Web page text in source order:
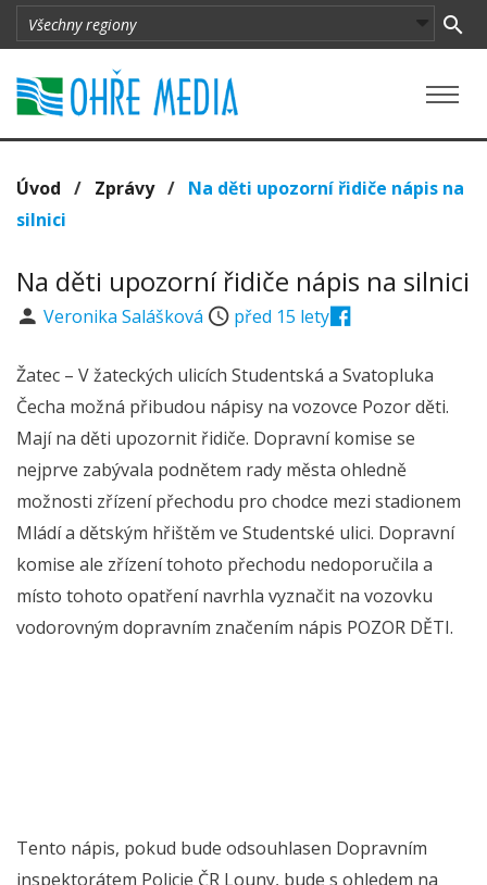
Úvod / Zprávy/ Na děti upozorní řidiče nápis na
silnici
Na děti upozorní řidiče nápis na silnici
Veronika Salášková před 15 lety
Žatec – V žateckých ulicích Studentská a Svatopluka
Čecha možná přibudou nápisy na vozovce Pozor děti.
Mají na děti upozornit řidiče. Dopravní komise se
nejprve zabývala podnětem rady města ohledně
možnosti zřízení přechodu pro chodce mezi stadionem
Mládí a dětským hřištěm ve Studentské ulici. Dopravní
komise ale zřízení tohoto přechodu nedoporučila a
místo tohoto opatření navrhla vyznačit na vozovku
vodorovným dopravním značením nápis POZOR DĚTI.
Tento nápis, pokud bude odsouhlasen Dopravním
inspektorátem Policie ČR Louny, bude s ohledem na